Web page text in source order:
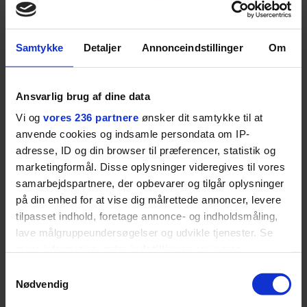
Samtykke Detaljer Annonceindstillinger Om
Ansvarlig brug af dine data
Vi og vores 236 partnere ønsker dit samtykke til at
anvende cookies og indsamle persondata om IP-
adresse, ID og din browser til præferencer, statistik og
marketingformål. Disse oplysninger videregives til vores
samarbejdspartnere, der opbevarer og tilgår oplysninger
på din enhed for at vise dig målrettede annoncer, levere
tilpasset indhold, foretage annonce- og indholdsmåling,
lave målgruppeundersøgelser og udvikle tjenester. Se
tilbage eller ændre indstillinger fra vores
"Cookiedeklaration", eller ved at trykke på "Privacy
Nødvendig
LIVSSTIL
Dua Lipa har
opdatereret sin guide til
København. Og den er –
ganske forudsigelig
NYHEDSBREV
Skriv dig op til
Euromans nyhedsbrev
SPONSORERET INDHOLD
BOSS’ nye tennis-kollektion er relevant langt ud over
banen
med Australian Open cementerer BOSS sin position i
krydsfeltet mellem tennis, performance og moderne
livsstil.